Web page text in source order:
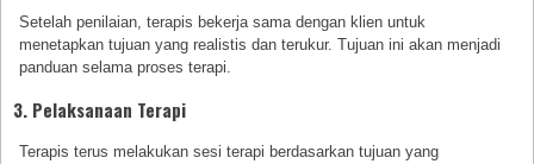
Setelah penilaian, terapis bekerja sama dengan klien untuk
menetapkan tujuan yang realistis dan terukur. Tujuan ini akan menjadi
panduan selama proses terapi.
3. Pelaksanaan Terapi
Terapis terus melakukan sesi terapi berdasarkan tujuan yang